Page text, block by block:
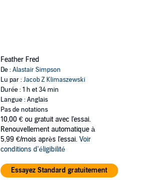
Feather Fred
De :Alastair Simpson
Lu par :Jacob Z Klimaszewski
Durée : 1 h et 34 min
Langue : Anglais
Pas de notations
10,00 € ou gratuit avec l'essai.
Renouvellement automatique à
5,99 €/mois après l'essai. Voir
conditions d'éligibilité
Essayez Standard gratuitement